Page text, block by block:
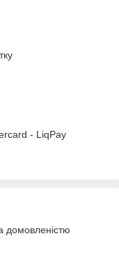
- LiqPay
домовленістю